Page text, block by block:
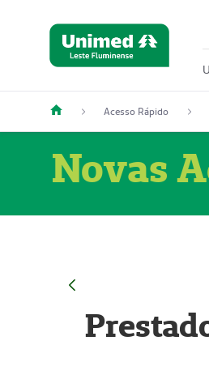
Acesso Rápido
Novas